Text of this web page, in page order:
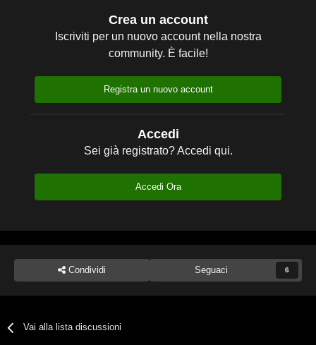
Crea un account
Iscriviti per un nuovo account nella nostra
community. È facile!
Registra un nuovo account
Accedi
Sei già registrato? Accedi qui.
Accedi Ora
Condividi Seguaci 6
Vai alla lista discussioni